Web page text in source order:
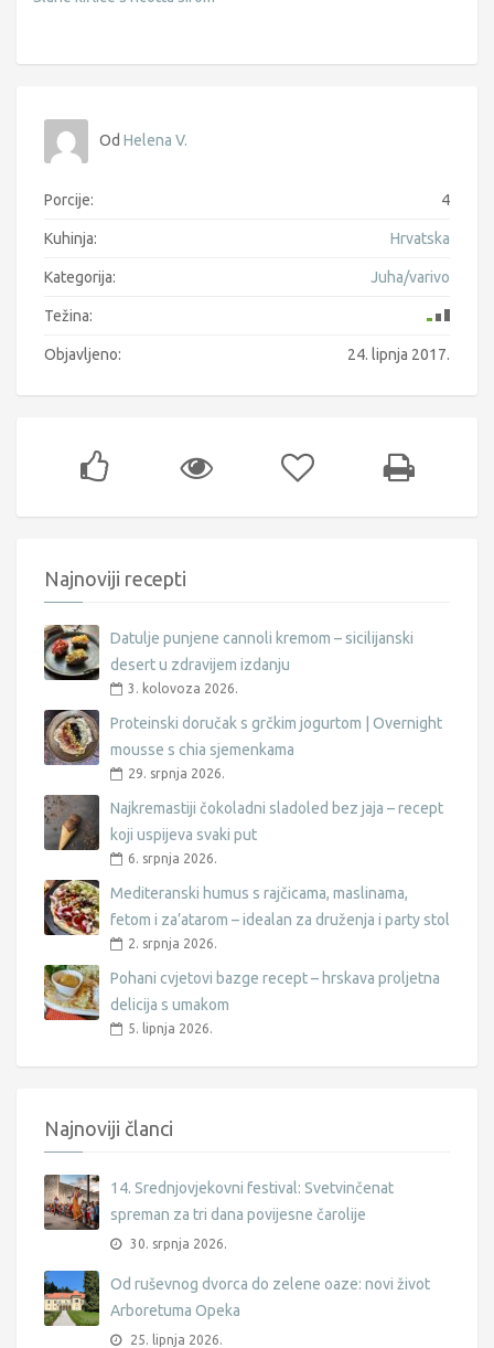
Od Helena V.
Porcije: 4
Kuhinja: Hrvatska
Kategorija: Juha/varivo
Težina:
Objavljeno: 24. lipnja 2017.
Najnoviji recepti
Datulje punjene cannoli kremom – sicilijanski
desert u zdravijem izdanju
3. kolovoza 2026.
Proteinski doručak s grčkim jogurtom | Overnight
mousse s chia sjemenkama
29. srpnja 2026.
Najkremastiji čokoladni sladoled bez jaja – recept
koji uspijeva svaki put
6. srpnja 2026.
Mediteranski humus s rajčicama, maslinama,
fetom i za’atarom – idealan za druženja i party stol
2. srpnja 2026.
Pohani cvjetovi bazge recept – hrskava proljetna
delicija s umakom
5. lipnja 2026.
Najnoviji članci
14. Srednjovjekovni festival: Svetvinčenat
spreman za tri dana povijesne čarolije
30. srpnja 2026.
Od ruševnog dvorca do zelene oaze: novi život
Arboretuma Opeka
25. lipnja 2026.